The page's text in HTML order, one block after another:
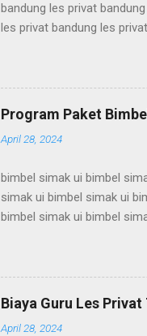
bandung les privat
les privat bandung les
les privat bandung les
bandung les privat
les privat bandung les
bandung les privat
Program Paket
April 28, 2024
bimbel simak ui bimbel
simak ui bimbel simak ui
bimbel simak ui bimbel
bimbel simak ui bimbel
simak ui bimbel simak ui
bimbel simak ui bimbel
simak ui bimbel simak ui
Biaya Guru Les
April 28, 2024